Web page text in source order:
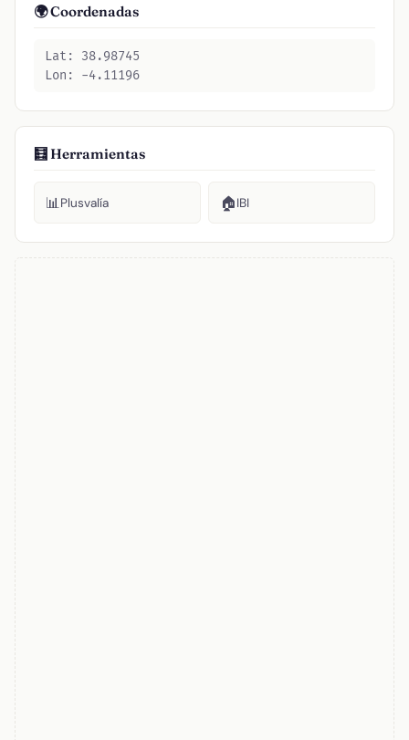
🌍 Coordenadas
Lat: 38.98745
Lon: -4.11196
🧮 Herramientas
📊Plusvalía 🏠IBI